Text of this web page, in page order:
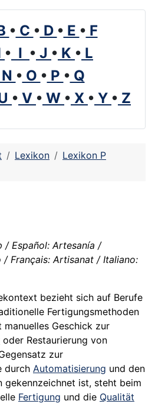
• C • D • E • F
• I • J • K • L
N • O • P • Q
• V • W • X • Y • Z
Lexikon
Lexikon P
/ Español: Artesanía /
Français: Artisanat / Italiano:
bezieht sich auf Berufe
Fertigungsmethoden
Geschick zur
oder Restaurierung von
zur
durch Automatisierung und den
gekennzeichnet ist, steht beim
Fertigung und die Qualität